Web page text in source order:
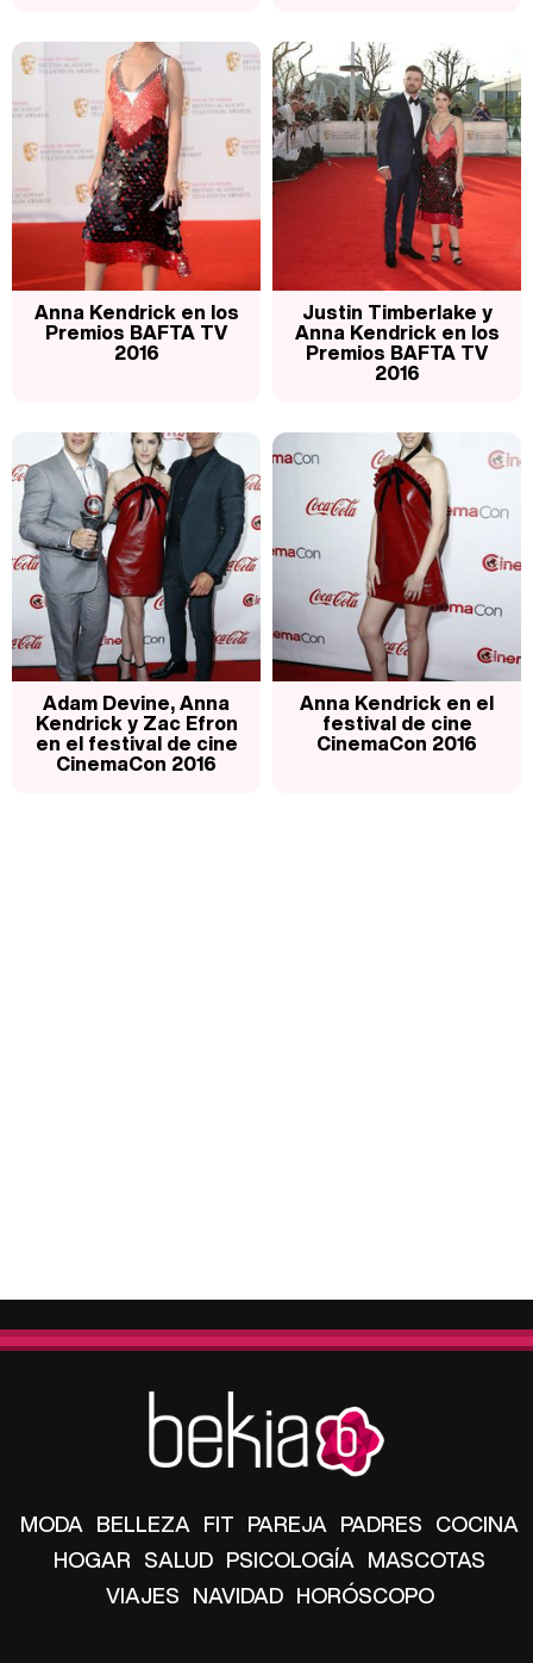
Anna Kendrick en los
Premios BAFTA TV
2016
Justin Timberlake y
Anna Kendrick en los
Premios BAFTA TV
2016
Adam Devine, Anna
Kendrick y Zac Efron
en el festival de cine
CinemaCon 2016
Anna Kendrick en el
festival de cine
CinemaCon 2016
MODA BELLEZA FIT PAREJA PADRES COCINA
HOGAR SALUD PSICOLOGÍA MASCOTAS
VIAJES NAVIDAD HORÓSCOPO